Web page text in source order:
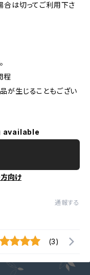
合は切ってご利用下さ
程
が生じることもござい
available
向け
通報する
(3)